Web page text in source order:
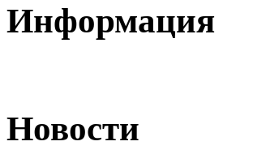
Информация
Новости